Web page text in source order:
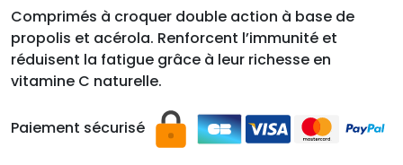
Comprimés à croquer double action à base de
propolis et acérola. Renforcent l’immunité et
réduisent la fatigue grâce à leur richesse en
vitamine C naturelle.
Paiement sécurisé